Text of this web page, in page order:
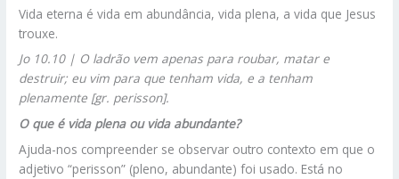
Vida eterna é vida em abundância, vida plena, a vida que Jesus
trouxe.
Jo 10.10 | O ladrão vem apenas para roubar, matar e
destruir; eu vim para que tenham vida, e a tenham
plenamente [gr. perisson].
O que é vida plena ou vida abundante?
Ajuda-nos compreender se observar outro contexto em que o
adjetivo “perisson” (pleno, abundante) foi usado. Está no